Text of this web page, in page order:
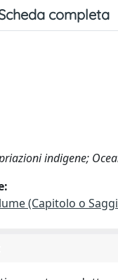
completa
indigene;
(Capitolo o